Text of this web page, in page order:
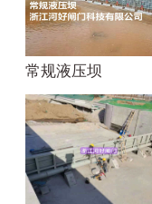
常规液压坝